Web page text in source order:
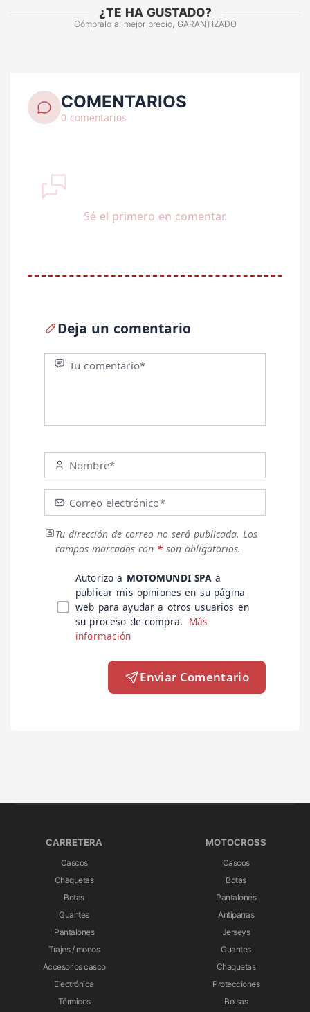
¿TE HA GUSTADO?
Cómpralo al mejor precio, GARANTIZADO
COMENTARIOS
0 comentarios
Sé el primero en comentar.
Deja un comentario
Tu comentario*
Nombre*
Correo electrónico*
Tu dirección de correo no será publicada. Los
campos marcados con * son obligatorios.
Autorizo a MOTOMUNDI SPAa
publicar mis opiniones en su página
web para ayudar a otros usuarios en
su proceso de compra. Más
información
Enviar Comentario
CARRETERA
Cascos
Chaquetas
Botas
Guantes
Pantalones
Trajes / monos
Accesorios casco
Electrónica
Térmicos
MOTOCROSS
Cascos
Botas
Pantalones
Antiparras
Jerseys
Guantes
Chaquetas
Protecciones
Bolsas